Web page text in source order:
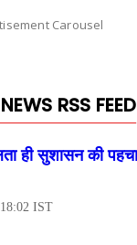
Carousel
RSS FEED